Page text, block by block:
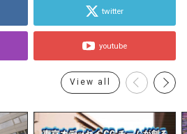
twitter
youtube
View all